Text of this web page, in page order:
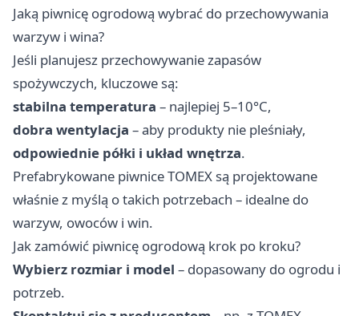
Jaką piwnicę ogrodową wybrać do przechowywania
warzyw i wina?
Jeśli planujesz przechowywanie zapasów
spożywczych, kluczowe są:
stabilna temperatura – najlepiej 5–10°C,
dobra wentylacja – aby produkty nie pleśniały,
odpowiednie półki i układ wnętrza.
Prefabrykowane piwnice TOMEX są projektowane
właśnie z myślą o takich potrzebach – idealne do
warzyw, owoców i win.
Jak zamówić piwnicę ogrodową krok po kroku?
Wybierz rozmiar i model – dopasowany do ogrodu i
potrzeb.